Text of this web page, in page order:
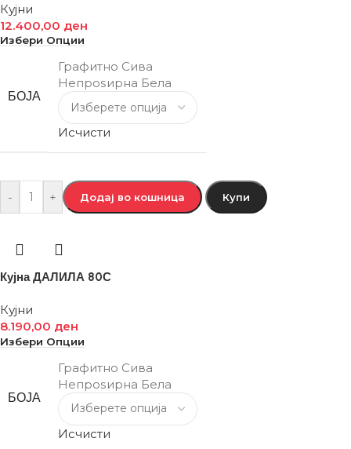
Кујни
12.400,00 ден
Избери Опции
БОЈА
Графитно Сива
Непроѕирна Бела
Исчисти
- + Додај во кошница Купи
Кујна ДАЛИЛА 80С
Кујни
8.190,00 ден
Избери Опции
БОЈА
Графитно Сива
Непроѕирна Бела
Исчисти